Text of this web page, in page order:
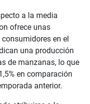
a la media
ofrece unas
en el
una producción
de manzanas, lo que
en comparación
anterior.